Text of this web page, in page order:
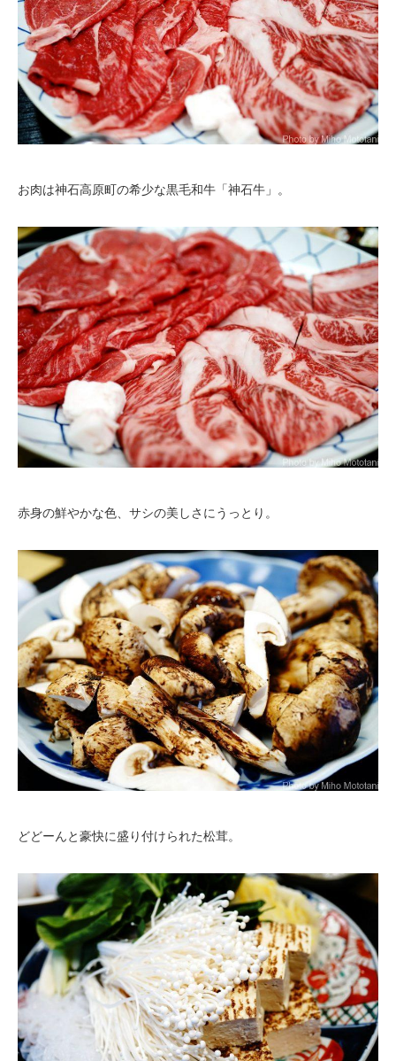
お肉は神石高原町の希少な黒毛和牛「神石牛」。
赤身の鮮やかな色、サシの美しさにうっとり。
どどーんと豪快に盛り付けられた松茸。